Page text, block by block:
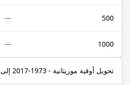
500
—
1000
—
تحويل أوقية موريتانية - 1973-2017 إلى Bitcoin Cash